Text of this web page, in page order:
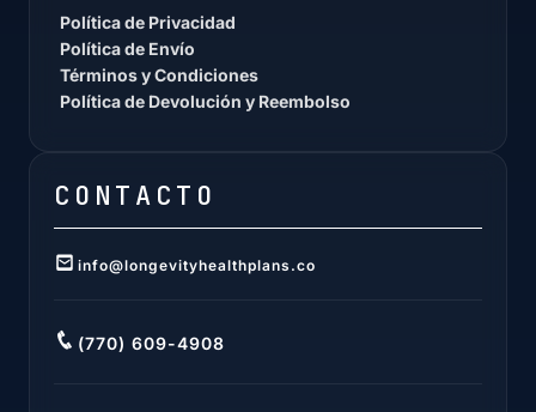
Política de Privacidad
Política de Envío
Términos y Condiciones
Política de Devolución y Reembolso
CONTACTO
info@longevityhealthplans.co
(770) 609-4908